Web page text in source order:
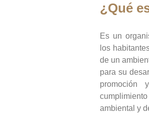
¿Qué
Es un
los
de un
para su
ambiental y